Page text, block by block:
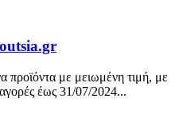
προϊόντα με μειωμένη τιμή, με
έως 31/07/2024...